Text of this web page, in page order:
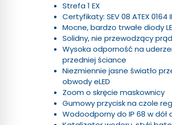
Strefa 1 EX
Certyfikaty: SEV 08 ATEX 0164
Mocne, bardzo trwałe diody
Solidny, nie przewodzący
Wysoka odporność na
przedniej ściance
Niezmiennie jasne światło
obwody eLED
Zoom o skręcie maskownicy
Gumowy przycisk na czole
Wodoodporny do IP 68 w dół